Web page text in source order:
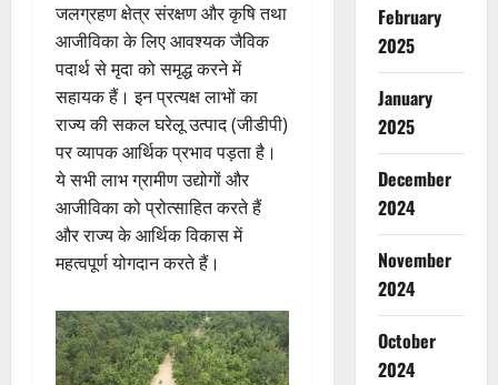
जलग्रहण क्षेत्र संरक्षण और कृषि तथा
आजीविका के लिए आवश्यक जैविक
पदार्थ से मृदा को समृद्ध करने में
सहायक हैं। इन प्रत्यक्ष लाभों का
राज्य की सकल घरेलू उत्पाद (जीडीपी)
पर व्यापक आर्थिक प्रभाव पड़ता है।
ये सभी लाभ ग्रामीण उद्योगों और
आजीविका को प्रोत्साहित करते हैं
और राज्य के आर्थिक विकास में
महत्वपूर्ण योगदान करते हैं।
February
2025
January
2025
December
2024
November
2024
October
2024